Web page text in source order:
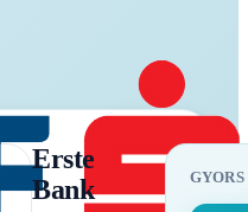
Erste
Bank